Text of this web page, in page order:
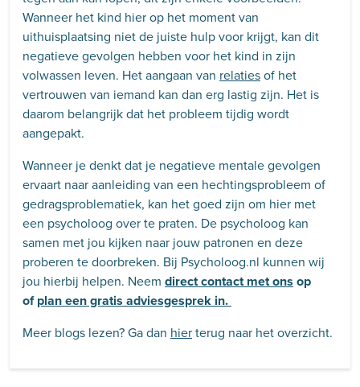
Wanneer het kind hier op het moment van
uithuisplaatsing niet de juiste hulp voor krijgt, kan dit
negatieve gevolgen hebben voor het kind in zijn
volwassen leven. Het aangaan van relatiesof het
vertrouwen van iemand kan dan erg lastig zijn. Het is
daarom belangrijk dat het probleem tijdig wordt
aangepakt.
Wanneer je denkt dat je negatieve mentale gevolgen
ervaart naar aanleiding van een hechtingsprobleem of
gedragsproblematiek, kan het goed zijn om hier met
een psycholoog over te praten. De psycholoog kan
samen met jou kijken naar jouw patronen en deze
proberen te doorbreken. Bij Psycholoog.nl kunnen wij
jou hierbij helpen. Neem direct contact met ons op
ofplan een gratis adviesgesprek in.
Meer blogs lezen? Ga dan hierterug naar het overzicht.